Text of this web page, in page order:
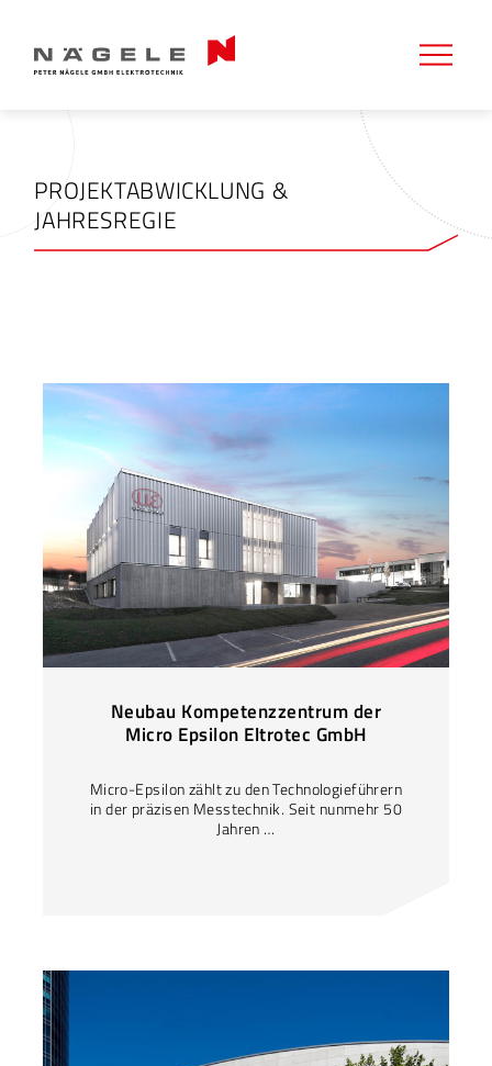
PROJEKTABWICKLUNG &
JAHRESREGIE
Neubau Kompetenzzentrum der
Micro Epsilon Eltrotec GmbH
Micro-Epsilon zählt zu den Technologieführern
in der präzisen Messtechnik. Seit nunmehr 50
Jahren …